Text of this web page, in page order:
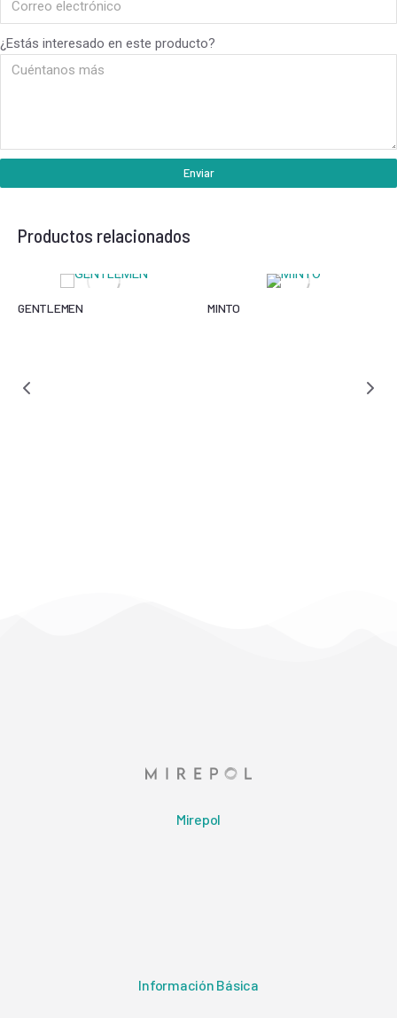
¿Estás interesado en este producto?
Enviar
Productos relacionados
GENTLEMEN MINTO
Mirepol
Información Básica